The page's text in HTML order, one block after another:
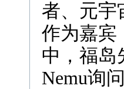
者、元
作为嘉宾
中，福岛
Nemu询